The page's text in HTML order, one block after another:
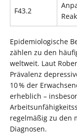
F43.2
Epidemiologische
zählen zu den
weltweit. Laut
Prävalenz
10 % der
erheblich –
regelmäßig zu den
Diagnosen.